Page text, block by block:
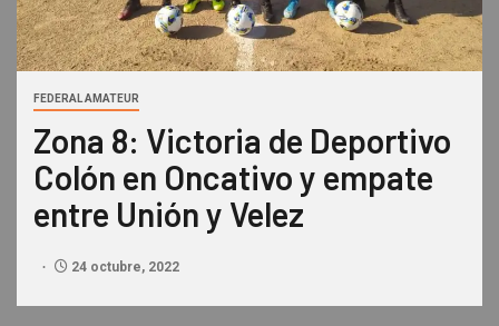
FEDERAL AMATEUR
Zona 8: Victoria de Deportivo
Colón en Oncativo y empate
entre Unión y Velez
24 octubre, 2022